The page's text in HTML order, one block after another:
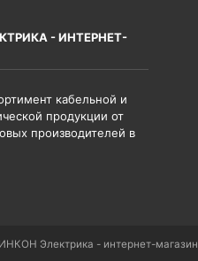
- ИНТЕРНЕТ-
кабельной и
продукции от
производителей в
Электрика - интернет-магазин